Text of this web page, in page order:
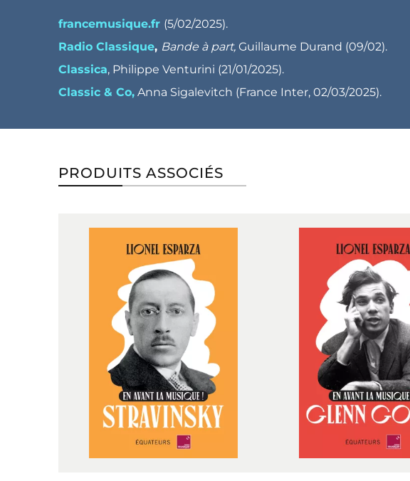
francemusique.fr (5/02/2025).
Radio Classique, Bande à part, Guillaume Durand (09/02).
Classica, Philippe Venturini (21/01/2025).
Classic & Co, Anna Sigalevitch (France Inter, 02/03/2025).
PRODUITS ASSOCIÉS